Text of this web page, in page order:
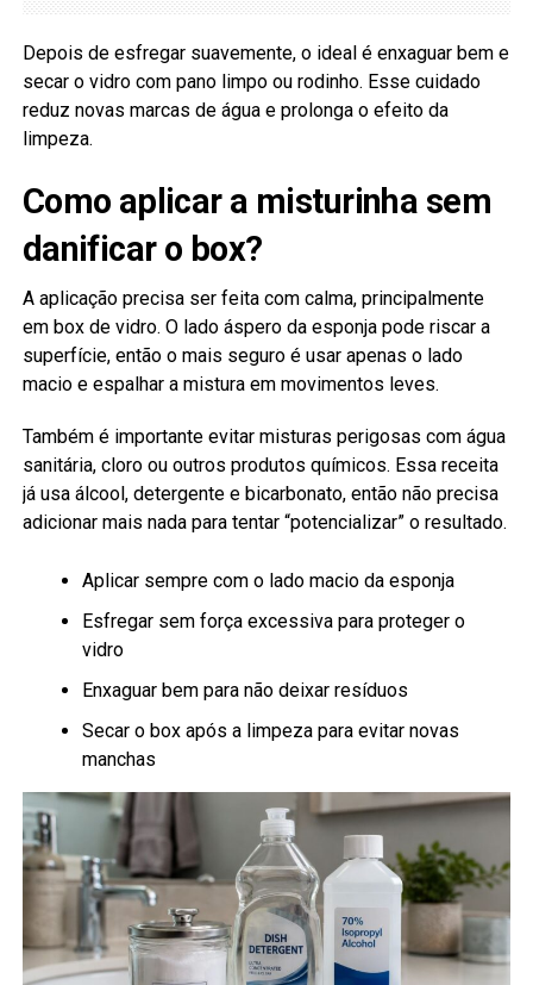
Depois de esfregar suavemente, o ideal é enxaguar bem e
secar o vidro com pano limpo ou rodinho. Esse cuidado
reduz novas marcas de água e prolonga o efeito da
limpeza.
Como aplicar a misturinha sem
danificar o box?
A aplicação precisa ser feita com calma, principalmente
em box de vidro. O lado áspero da esponja pode riscar a
superfície, então o mais seguro é usar apenas o lado
macio e espalhar a mistura em movimentos leves.
Também é importante evitar misturas perigosas com água
sanitária, cloro ou outros produtos químicos. Essa receita
já usa álcool, detergente e bicarbonato, então não precisa
adicionar mais nada para tentar “potencializar” o resultado.
Aplicar sempre com o lado macio da esponja
Esfregar sem força excessiva para proteger o
vidro
Enxaguar bem para não deixar resíduos
Secar o box após a limpeza para evitar novas
manchas